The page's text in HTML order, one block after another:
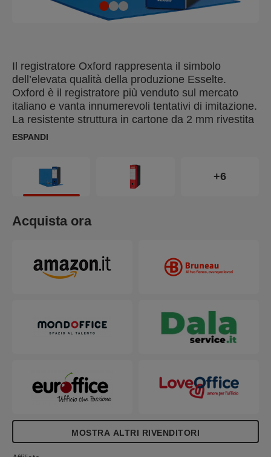
Il registratore Oxford rappresenta il simbolo
dell’elevata qualità della produzione Esselte.
Oxford è il registratore più venduto sul mercato
italiano e vanta innumerevoli tentativi di imitazione.
La resistente struttura in cartone da 2 mm rivestita
di elegante carta goffrata, rende questo prodotto
superficie esterna.
ESPANDI
+6
Acquista ora
MOSTRA ALTRI RIVENDITORI